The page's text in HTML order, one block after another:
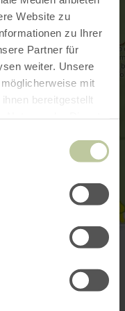
Website zu
zu Ihrer
Partner für
weiter. Unsere
mit
bereitgestellt